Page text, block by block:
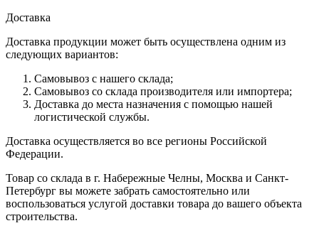
Доставка
Доставка продукции может быть осуществлена одним из
следующих вариантов:
Самовывоз с нашего склада;
Самовывоз со склада производителя или импортера;
Доставка до места назначения с помощью нашей
логистической службы.
Доставка осуществляется во все регионы Российской
Федерации.
Товар со склада в г. Набережные Челны, Москва и Санкт-
Петербург вы можете забрать самостоятельно или
воспользоваться услугой доставки товара до вашего объекта
строительства.